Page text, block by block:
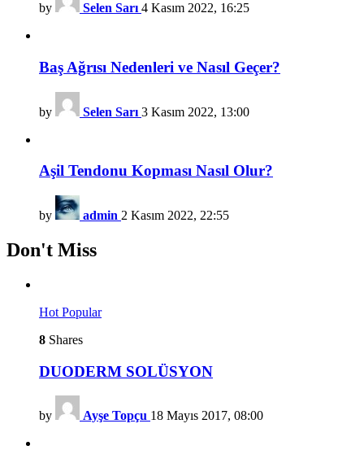
by Selen Sarı 4 Kasım 2022, 16:25
Baş Ağrısı Nedenleri ve Nasıl Geçer?
by Selen Sarı 3 Kasım 2022, 13:00
Aşil Tendonu Kopması Nasıl Olur?
by admin 2 Kasım 2022, 22:55
Don't Miss
Hot Popular
8 Shares
DUODERM SOLÜSYON
by Ayşe Topçu 18 Mayıs 2017, 08:00